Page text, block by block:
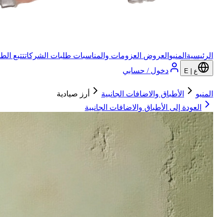
الرئيسية المنيو العروض العزومات والمناسبات طلبات الشركاتتتبع
ع | E دخول / حسابي
المنيو الأطباق والاضافات الجانبية
أرز صيادية
العودة إلى الأطباق والاضافات الجانبية